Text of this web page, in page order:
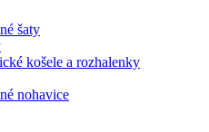
šaty
košele a rozhalenky
nohavice